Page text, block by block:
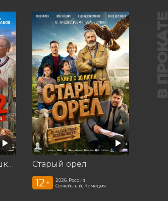
На деревню дедушке 2 Старый орёл
12 +
2026, Россия
Семейный, Комедия
В ПРОКАТЕ